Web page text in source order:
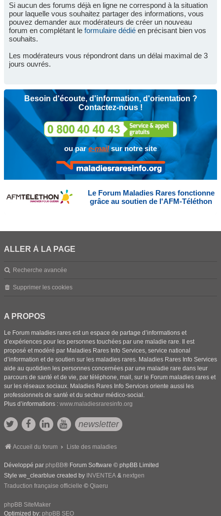
Si aucun des forums déjà en ligne ne correspond à la situation
pour laquelle vous souhaitez partager des informations, vous
pouvez demander aux modérateurs de créer un nouveau
forum en complétant le formulaire dédié en précisant bien vos
souhaits.
Les modérateurs vous répondront dans un délai maximal de 3
jours ouvrés.
Besoin d'écoute, d'information, d'orientation ?
Contactez-nous !
ou pare-mailsur notre site
Le Forum Maladies Rares fonctionne
grâce au soutien de l'AFM-Téléthon
ALLER À LA PAGE
Recherche avancée
Supprimer les cookies
A PROPOS
Le Forum maladies rares est un espace de partage d’informations et
d’expériences pour les personnes touchées par une maladie rare. Il est
proposé et modéré par Maladies Rares Info Services, service national
d’information et de soutien sur les maladies rares. Maladies Rares Info Services
aide au quotidien les personnes concernées par une maladie rare dans leur
parcours de santé et de vie, par téléphone, mail, sur le Forum maladies rares et
sur les réseaux sociaux. Maladies Rares Info Services oriente aussi les
professionnels de santé et du secteur médico-social.
Plus d’informations : www.maladiesraresinfo.org
newsletter
Accueil du forum Liste des maladies
Développé par phpBB® Forum Software © phpBB Limited
Style we_clearblue created by INVENTEA & nextgen
Traduction française officielle © Qiaeru
phpBB SiteMaker
Optimized by: phpBB SEO